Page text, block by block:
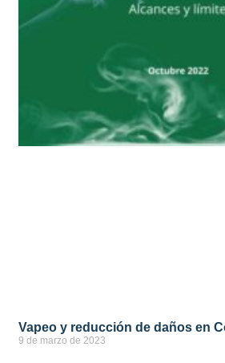
Vapeo y reducción de daños en
9 de marzo de 2023